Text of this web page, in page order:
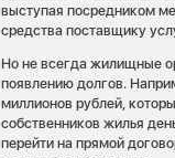
выступая посредником
средства поставщику
Но не всегда жилищные
появлению долгов.
миллионов рублей,
собственников жилья
перейти на прямой